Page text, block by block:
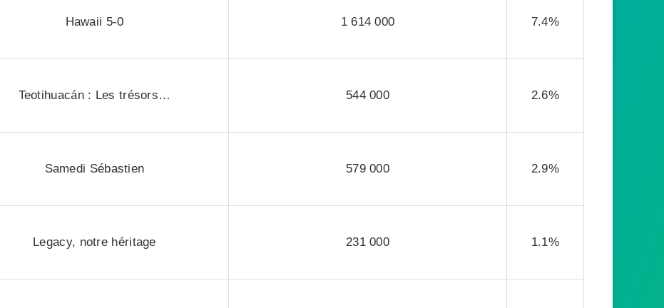
Hawaii 5-0 1 614 000 7.4%
Teotihuacán : Les trésors… 544 000 2.6%
Samedi Sébastien 579 000 2.9%
Legacy, notre héritage 231 000 1.1%